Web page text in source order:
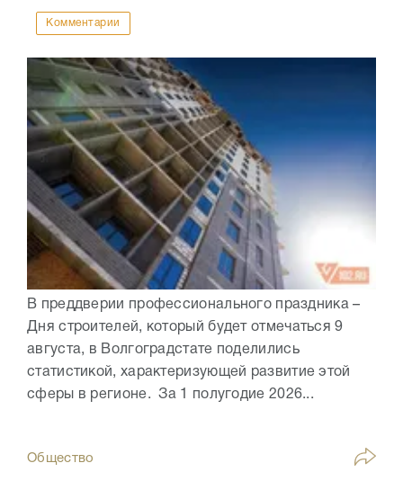
Комментарии
В преддверии профессионального праздника –
Дня строителей, который будет отмечаться 9
августа, в Волгоградстате поделились
статистикой, характеризующей развитие этой
сферы в регионе. За 1 полугодие 2026...
Общество